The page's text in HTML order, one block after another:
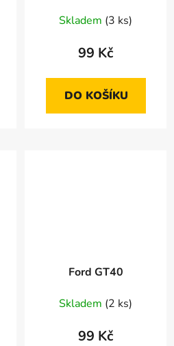
Skladem (3 ks)
99 Kč
DO KOŠÍKU
Ford GT40
Skladem (2 ks)
99 Kč